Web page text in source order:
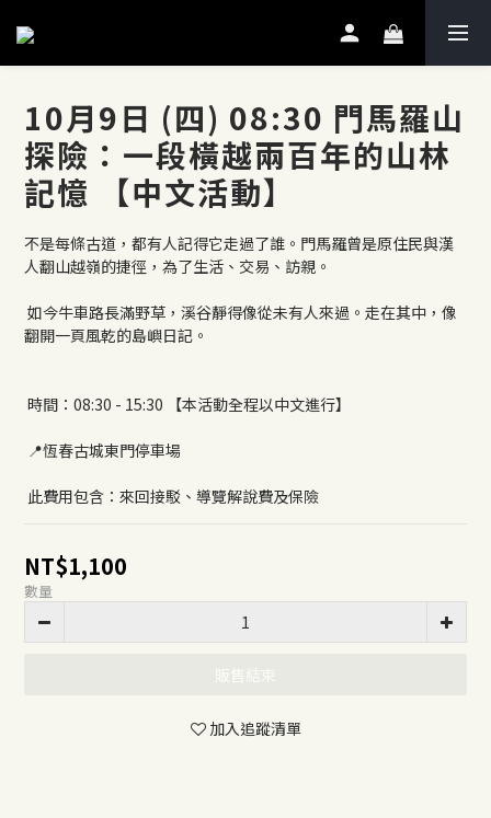
10月9日 (四) 08:30 門馬羅山
探險：一段橫越兩百年的山林
記憶 【中文活動】
不是每條古道，都有人記得它走過了誰。門馬羅曾是原住民與漢
人翻山越嶺的捷徑，為了生活、交易、訪親。
翻開一頁風乾的島嶼日記。
時間：08:30 - 15:30 【本活動全程以中文進行】
📍恆春古城東門停車場
此費用包含：來回接駁、導覽解說費及保險
NT$1,100
數量
加入追蹤清單